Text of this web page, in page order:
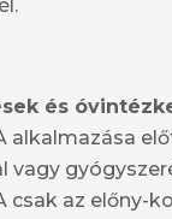
és
alkalmazása
vagy
csak az előny-